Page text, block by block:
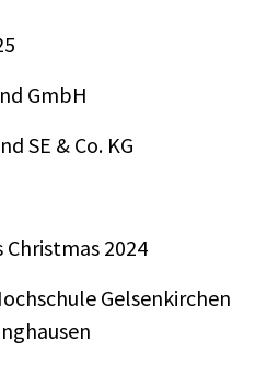
GmbH
SE & Co. KG
2024
Gelsenkirchen